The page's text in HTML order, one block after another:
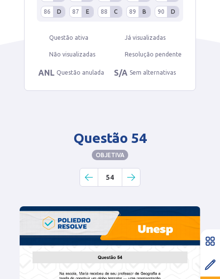
86 D 87 E 88 C 89 B 90 D
Questão ativa Já visualizadas
Não visualizadas Resolução pendente
ANL Questão anulada S/A Sem alternativas
Questão 54
OBJETIVA
54